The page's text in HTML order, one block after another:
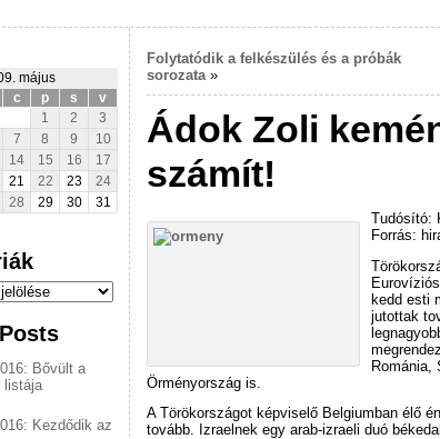
május
c p s
v
1
2
3
7 8 9
10
14 15 16
17
21 22 23
24
28 29 30 31
Bővült a
listája
Kezdődik az
Folytatódik a felkészülés és a próbák
sorozata»
Ádok Zoli
számít!
Tudósító:
Forrás:
kedd esti
jutottak
Románia,
Örményország is.
A Törökországot képviselő Belgiumban élő
tovább. Izraelnek egy arab-izraeli duó